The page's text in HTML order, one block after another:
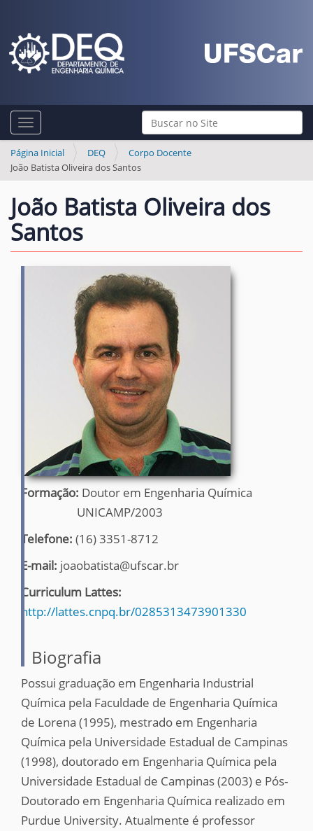
Busca
Busca Avançada…
Toggle navigation
Página Inicial DEQ
Corpo Docente
João Batista Oliveira dos Santos
João Batista Oliveira dos
Santos
Formação: Doutor em Engenharia Química
UNICAMP/2003
Telefone: (16) 3351-8712
E-mail: joaobatista@ufscar.br
Curriculum Lattes:
http://lattes.cnpq.br/0285313473901330
Biografia
Possui graduação em Engenharia Industrial
Química pela Faculdade de Engenharia Química
de Lorena (1995), mestrado em Engenharia
Química pela Universidade Estadual de Campinas
(1998), doutorado em Engenharia Química pela
Universidade Estadual de Campinas (2003) e Pós-
Doutorado em Engenharia Química realizado em
Purdue University. Atualmente é professor